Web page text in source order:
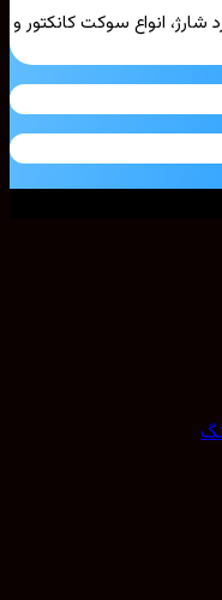
انواع سوکت کانکتور و